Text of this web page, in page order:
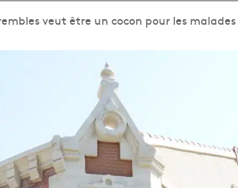
veut être un cocon pour les malades